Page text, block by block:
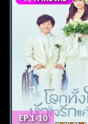
EP.1-10